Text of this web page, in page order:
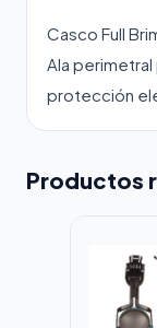
Casco Full
Ala
protección
Productos